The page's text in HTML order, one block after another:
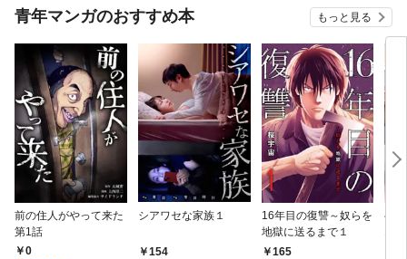
青年マンガのおすすめ本 もっと見る
前の住人がやって来た
第1話
0
シアワセな家族１
154
16年目の復讐～奴らを
地獄に送るまで１
165
ベ